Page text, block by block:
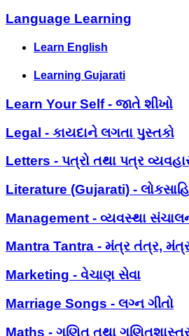
Language Learning
Learn English
Learning Gujarati
Learn Your Self - જાતે શીખો
Legal - કાયદાને લગતા પુસ્તકો
Letters - પત્રો તથા પત્ર
Literature (Gujarati) -
Management - વ્યવસ્થા
Mantra Tantra - મંત્ર તંત્ર,
Marketing - વેચાણ સેવા
Marriage Songs - લગ્ન ગીતો
Maths - ગણિત તથા